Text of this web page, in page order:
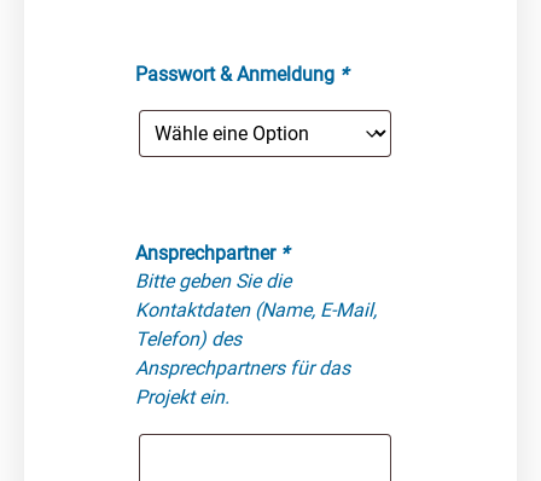
Passwort & Anmeldung *
Ansprechpartner *
Bitte geben Sie die
Kontaktdaten (Name, E-Mail,
Telefon) des
Ansprechpartners für das
Projekt ein.